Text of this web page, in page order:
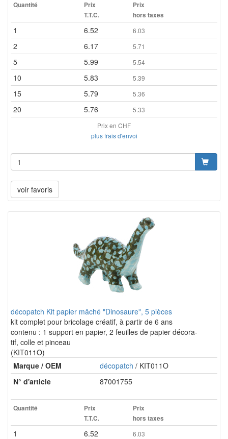
Quantité
Prix
T.T.C.
Prix
hors taxes
1 6.52 6.03
2 6.17 5.71
5 5.99 5.54
10 5.83 5.39
15 5.79 5.36
20 5.76
5.33
Prix en CHF
plus frais d'envoi
voir favoris
décopatch Kit papier mâché "Dinosaure", 5 pièces
kit complet pour bricolage créatif, à partir de 6 ans
contenu : 1 support en papier, 2 feuilles de papier décora-
tif, colle et pinceau
(KIT011O)
Marque / OEM
décopatch / KIT011O
N° d'article
87001755
Quantité
Prix
T.T.C.
Prix
hors taxes
1 6.52 6.03